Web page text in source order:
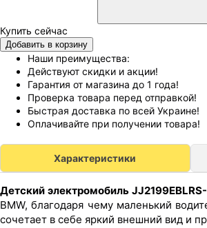
Добавить в корзину
Наши преимущества:
Действуют скидки и акции!
Гарантия от магазина до 1 года!
Проверка товара перед отправкой!
Быстрая доставка по всей Украине!
Оплачивайте при получении товара!
Характеристики
Детский электромобиль
BMW, благодаря чему маленький
сочетает в себе яркий внешний вид и